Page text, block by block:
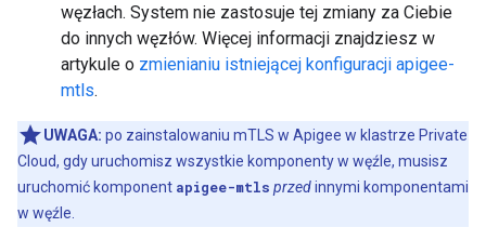
węzłach. System nie zastosuje tej zmiany za Ciebie
do innych węzłów. Więcej informacji znajdziesz w
artykule o zmienianiu istniejącej konfiguracji apigee-
mtls.
UWAGA: po zainstalowaniu mTLS w Apigee w klastrze Private
Cloud, gdy uruchomisz wszystkie komponenty w węźle, musisz
uruchomić komponent apigee-mtls przedinnymi komponentami
w węźle.